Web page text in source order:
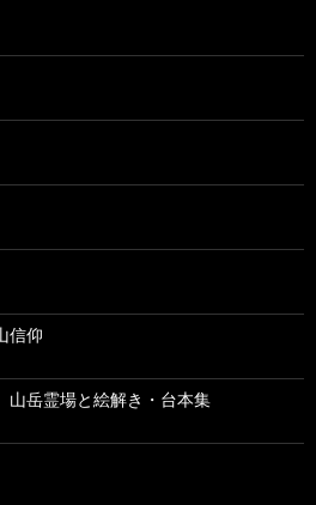
信仰
山岳霊場と絵解き・台本集